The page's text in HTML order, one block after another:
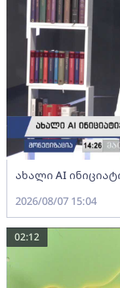
ახალი AI
2026/08/07 15:04
02:12